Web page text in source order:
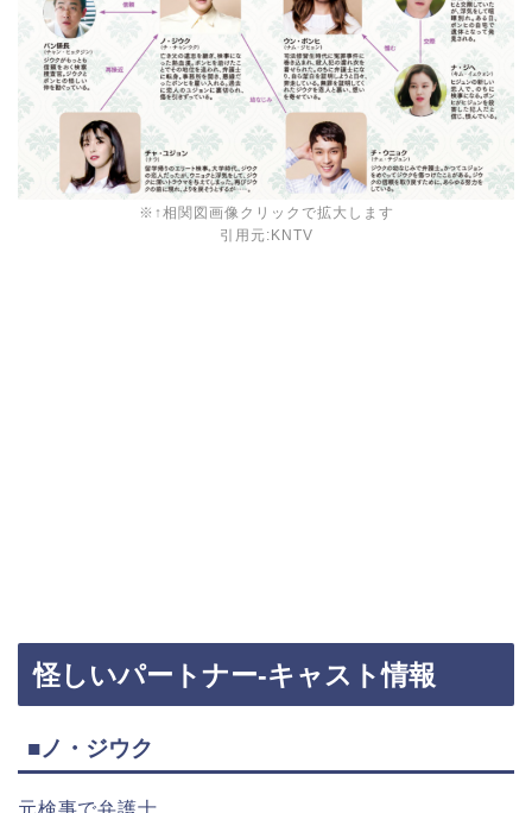
※↑相関図画像クリックで拡大します
引用元: KNTV
怪しいパートナー-キャスト情報
■ノ・ジウク
元検事で弁護士